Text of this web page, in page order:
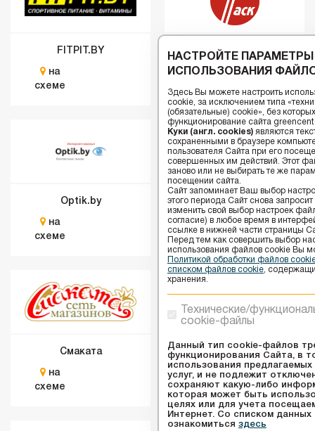
FITPIT.BY
на
схеме
ТАСК
на
Optik.by
на
схеме
Аптека
на
схеме
Смаката
на
схеме
Аптека
на
схеме
НАСТРОЙТЕ ПАРАМЕТРЫ
ИСПОЛЬЗОВАНИЯ
Здесь Вы можете настроить
cookie, за исключением типа
(обязательные) cookie», без
функционирование сайта
Куки (англ. cookies) являются
сохраненными в браузере
пользователя Сайта при его
совершенных им действий. Этот
заново или не выбирать те же
посещении сайта.
Сайт запоминает Ваш выбор
этого периода Сайт снова
изменить свой выбор настроек
согласие) в любое время в
ссылке в нижней части страницы
Перед тем как совершить выбор
использования файлов сookie Вы
Политикой обработки файлов
списком файлов cookie ,
хранения.
Технические/
cookie-файлы
Данный тип cookie-файлов
функционирования Сайта, в
использования
услуг, и не подлежит
сохраняют какую-либо
которая может быть
целях или для учета
Интернет. Со списком
ознакомиться здесь